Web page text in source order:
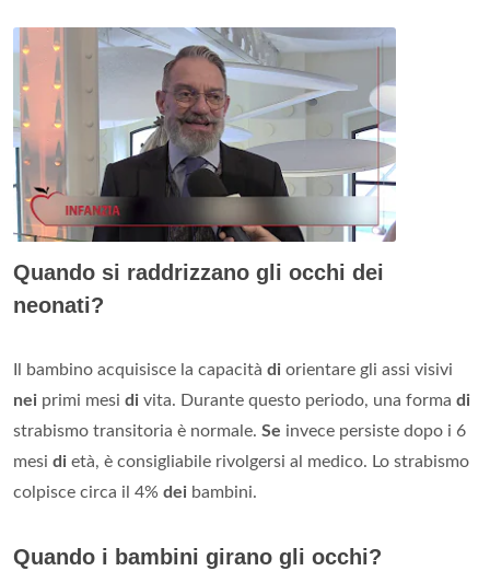
Quando si raddrizzano gli occhi dei
neonati?
Il bambino acquisisce la capacità di orientare gli assi visivi
nei primi mesi di vita. Durante questo periodo, una forma di
strabismo transitoria è normale. Se invece persiste dopo i 6
mesi di età, è consigliabile rivolgersi al medico. Lo strabismo
colpisce circa il 4% dei bambini.
Quando i bambini girano gli occhi?